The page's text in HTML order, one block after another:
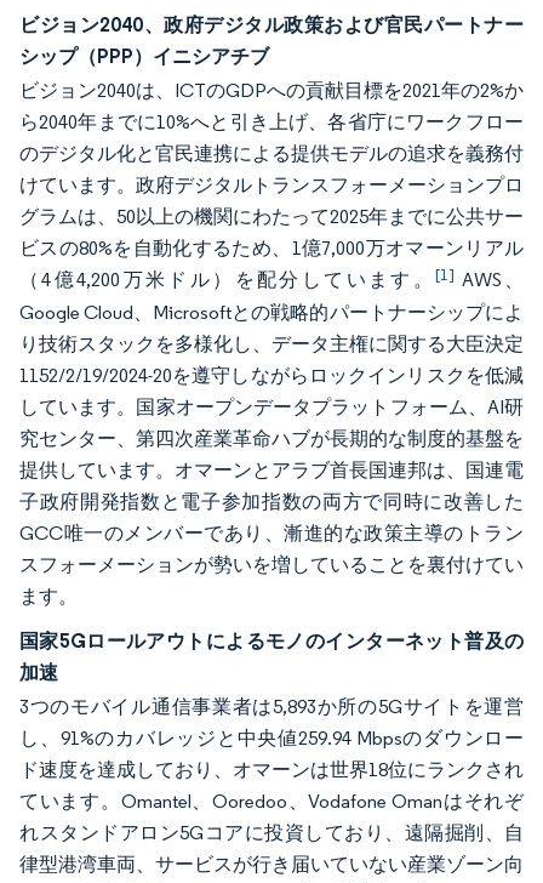
ビジョン2040、政府デジタル政策および官民パートナー
シップ（PPP）イニシアチブ
ビジョン2040は、ICTのGDPへの貢献目標を2021年の2%か
ら2040年までに10%へと引き上げ、各省庁にワークフロー
のデジタル化と官民連携による提供モデルの追求を義務付
けています。政府デジタルトランスフォーメーションプロ
グラムは、50以上の機関にわたって2025年までに公共サー
ビスの80%を自動化するため、1億7,000万オマーンリアル
（4億4,200万米ドル）を配分しています。[1] AWS、
Google Cloud、Microsoftとの戦略的パートナーシップによ
り技術スタックを多様化し、データ主権に関する大臣決定
1152/2/19/2024-20を遵守しながらロックインリスクを低減
しています。国家オープンデータプラットフォーム、AI研
究センター、第四次産業革命ハブが長期的な制度的基盤を
提供しています。オマーンとアラブ首長国連邦は、国連電
子政府開発指数と電子参加指数の両方で同時に改善した
GCC唯一のメンバーであり、漸進的な政策主導のトラン
スフォーメーションが勢いを増していることを裏付けてい
ます。
国家5Gロールアウトによるモノのインターネット普及の
加速
3つのモバイル通信事業者は5,893か所の5Gサイトを運営
し、91%のカバレッジと中央値259.94 Mbpsのダウンロー
ド速度を達成しており、オマーンは世界18位にランクされ
ています。Omantel、Ooredoo、Vodafone Omanはそれぞ
れスタンドアロン5Gコアに投資しており、遠隔掘削、自
律型港湾車両、サービスが行き届いていない産業ゾーン向